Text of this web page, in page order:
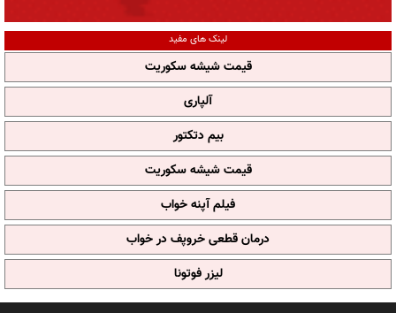
لینک های مفید
قیمت شیشه سکوریت
آلپاری
بیم دتکتور
قیمت شیشه سکوریت
فیلم آپنه خواب
درمان قطعی خروپف در خواب
لیزر فوتونا